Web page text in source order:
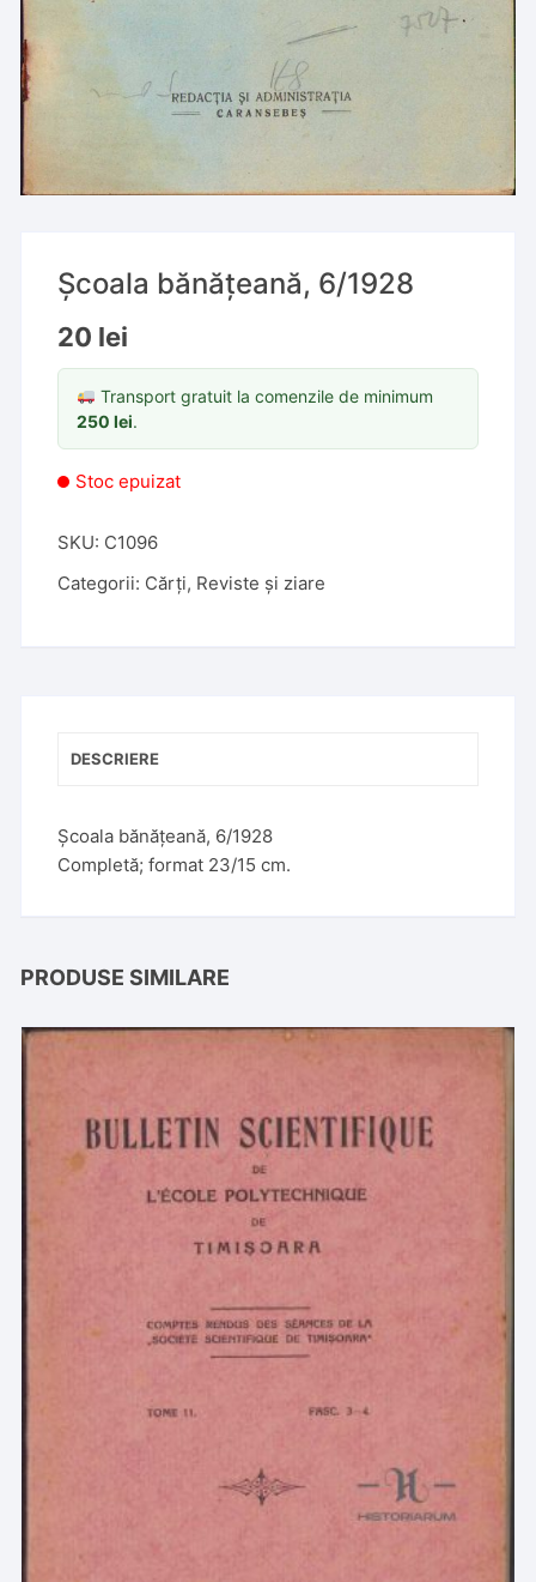
Școala bănățeană, 6/1928
20 lei
Transport gratuit la comenzile de minimum
250lei.
Stoc epuizat
SKU: C1096
Categorii: Cărți, Reviste și ziare
DESCRIERE
Școala bănățeană, 6/1928
Completă; format 23/15 cm.
PRODUSE SIMILARE